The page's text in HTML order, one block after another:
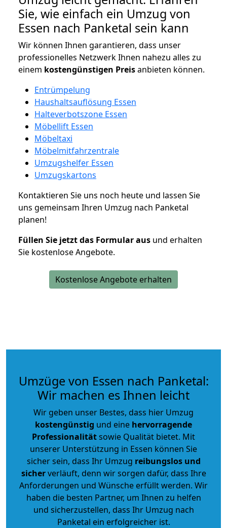
Sie, wie einfach ein Umzug von
Essen nach Panketal sein kann
Wir können Ihnen garantieren, dass unser
professionelles Netzwerk Ihnen nahezu alles zu
einem kostengünstigen Preisanbieten können.
Entrümpelung
Haushaltsauflösung Essen
Halteverbotszone Essen
Möbellift Essen
Möbeltaxi
Möbelmitfahrzentrale
Umzugshelfer Essen
Umzugskartons
Kontaktieren Sie uns noch heute und lassen Sie
uns gemeinsam Ihren Umzug nach Panketal
planen!
Füllen Sie jetzt das Formular aus und erhalten
Sie kostenlose Angebote.
Kostenlose Angebote erhalten
Umzüge von Essen nach Panketal:
Wir machen es Ihnen leicht
Wir geben unser Bestes, dass hier Umzug
kostengünstig und eine hervorragende
Professionalitätsowie Qualität bietet. Mit
unserer Unterstützung in Essen können Sie
sicher sein, dass Ihr Umzug reibungslos und
sicherverläuft, denn wir sorgen dafür, dass Ihre
Anforderungen und Wünsche erfüllt werden. Wir
haben die besten Partner, um Ihnen zu helfen
und sicherzustellen, dass Ihr Umzug nach
Panketal ein erfolgreicher ist.